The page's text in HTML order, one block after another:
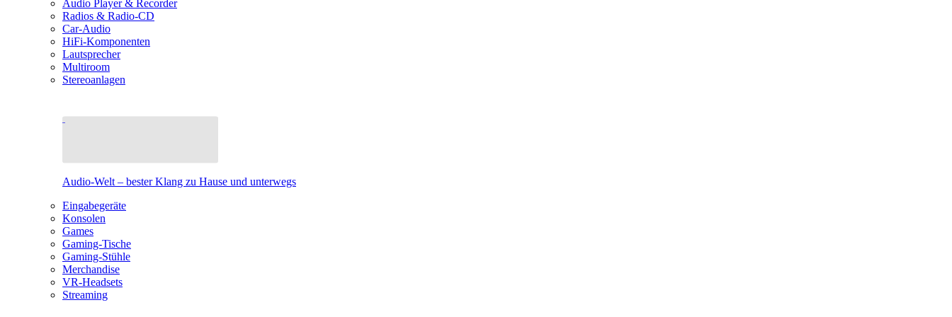
Audio Player & Recorder
Radios & Radio-CD
Car-Audio
HiFi-Komponenten
Lautsprecher
Multiroom
Stereoanlagen
Audio-Welt – bester Klang zu Hause und unterwegs
Eingabegeräte
Konsolen
Games
Gaming-Tische
Gaming-Stühle
Merchandise
VR-Headsets
Streaming